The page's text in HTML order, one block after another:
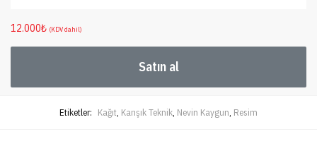
12.000₺ (KDV dahil)
Satın al
Etiketler: Kağıt, Karışık Teknik, Nevin Kaygun, Resim